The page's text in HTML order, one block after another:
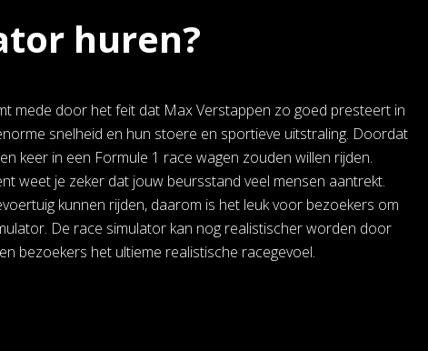
huren?
mede door het feit dat Max Verstappen zo goed presteert in
snelheid en hun stoere en sportieve uitstraling. Doordat
keer in een Formule 1 race wagen zouden willen rijden.
weet je zeker dat jouw beursstand veel mensen aantrekt.
kunnen rijden, daarom is het leuk voor bezoekers om
De race simulator kan nog realistischer worden door
bezoekers het ultieme realistische racegevoel.